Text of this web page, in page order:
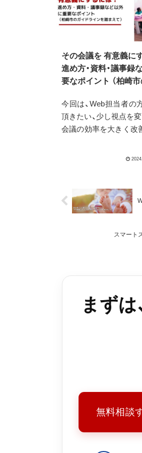
その会議を 有意義に
進め方・資料・議事録
要なポイント （柏崎
今回は、Web担当者の
頂きたい、少し視点を変
会議の効率を大きく改
ィングを行う中で得ら
スマート
まず
無料相談